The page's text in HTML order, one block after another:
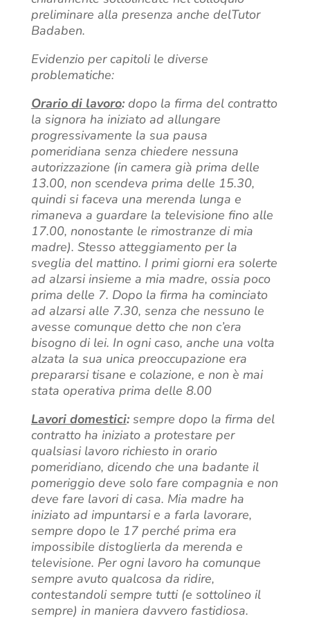
preliminare alla presenza anche delTutor
Badaben.
Evidenzio per capitoli le diverse
problematiche:
Orario di lavoro:dopo la firma del contratto
la signora ha iniziato ad allungare
progressivamente la sua pausa
pomeridiana senza chiedere nessuna
autorizzazione (in camera già prima delle
13.00, non scendeva prima delle 15.30,
quindi si faceva una merenda lunga e
rimaneva a guardare la televisione fino alle
17.00, nonostante le rimostranze di mia
madre). Stesso atteggiamento per la
sveglia del mattino. I primi giorni era solerte
ad alzarsi insieme a mia madre, ossia poco
prima delle 7. Dopo la firma ha cominciato
ad alzarsi alle 7.30, senza che nessuno le
avesse comunque detto che non c’era
bisogno di lei. In ogni caso, anche una volta
alzata la sua unica preoccupazione era
prepararsi tisane e colazione, e non è mai
stata operativa prima delle 8.00
Lavori domestici:sempre dopo la firma del
contratto ha iniziato a protestare per
qualsiasi lavoro richiesto in orario
pomeridiano, dicendo che una badante il
pomeriggio deve solo fare compagnia e non
deve fare lavori di casa. Mia madre ha
iniziato ad impuntarsi e a farla lavorare,
sempre dopo le 17 perché prima era
impossibile distoglierla da merenda e
televisione. Per ogni lavoro ha comunque
sempre avuto qualcosa da ridire,
contestandoli sempre tutti (e sottolineo il
sempre) in maniera davvero fastidiosa.